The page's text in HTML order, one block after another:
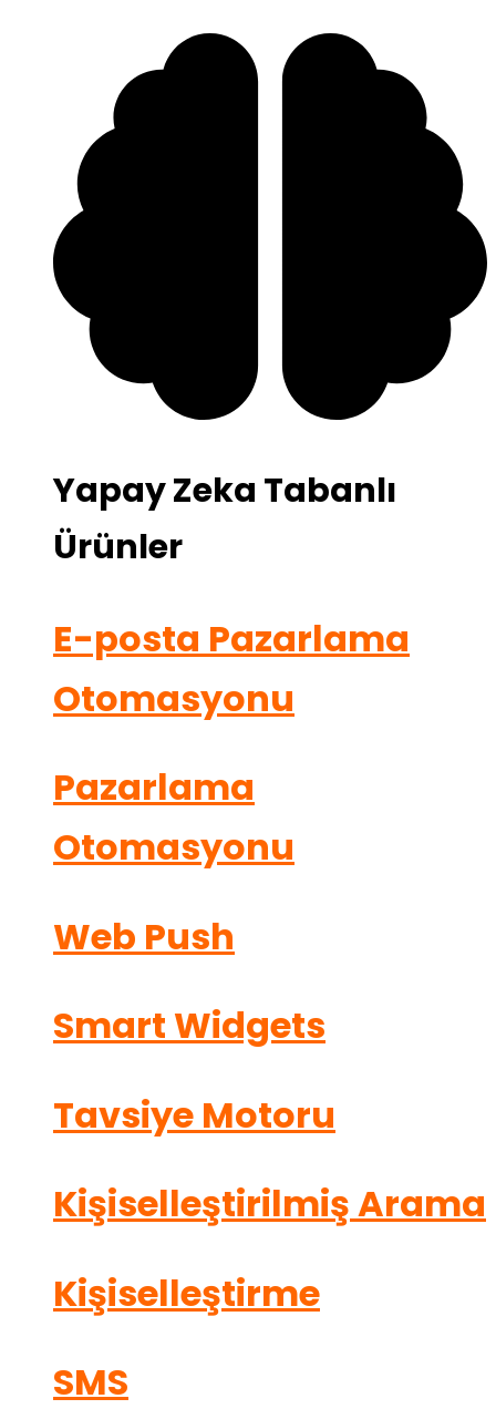
Yapay Zeka Tabanlı
Ürünler
E-posta Pazarlama
Otomasyonu
Pazarlama
Otomasyonu
Web Push
Smart Widgets
Tavsiye Motoru
Kişiselleştirilmiş Arama
Kişiselleştirme
SMS